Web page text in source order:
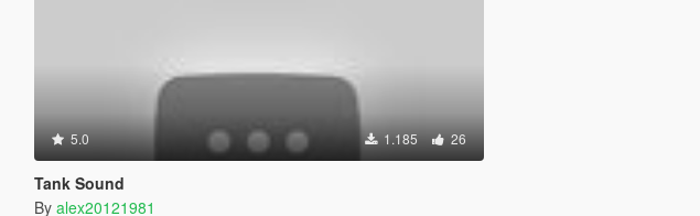
5.0 1.185 26
Tank Sound
By alex20121981